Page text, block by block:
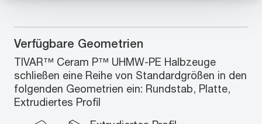
Verfügbare Geometrien
TIVAR™ Ceram P™ UHMW-PE Halbzeuge
schließen eine Reihe von Standardgrößen in den
folgenden Geometrien ein: Rundstab, Platte,
Extrudiertes Profil